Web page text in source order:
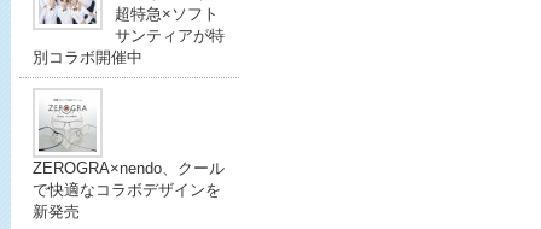
超特急×ソフト
サンティアが特
別コラボ開催中
ZEROGRA×nendo、クール
で快適なコラボデザインを
新発売